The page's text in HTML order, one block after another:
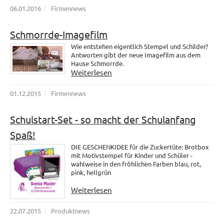
06.01.2016 Firmennews
Schmorrde-Imagefilm
Wie entstehen eigentlich Stempel und Schilder?
Antworten gibt der neue Imagefilm aus dem
Hause Schmorrde.
Weiterlesen
01.12.2015 Firmennews
Schulstart-Set - so macht der Schulanfang
Spaß!
DIE GESCHENKIDEE für die Zuckertüte: Brotbox
mit Motivstempel für Kinder und Schüler -
wahlweise in den fröhlichen Farben blau, rot,
pink, hellgrün
Weiterlesen
22.07.2015 Produktnews